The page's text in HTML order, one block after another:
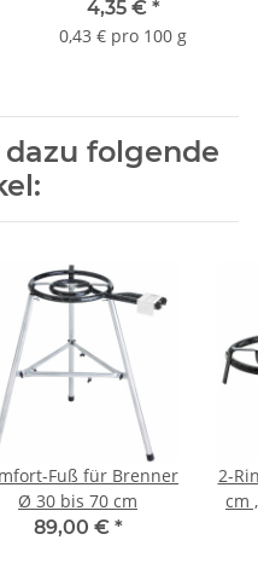
4,35 € *
0,43 € pro 100 g
folgende
Fuß für Brenner
Ø 30 bis 70 cm
89,00 € *
2-
cm